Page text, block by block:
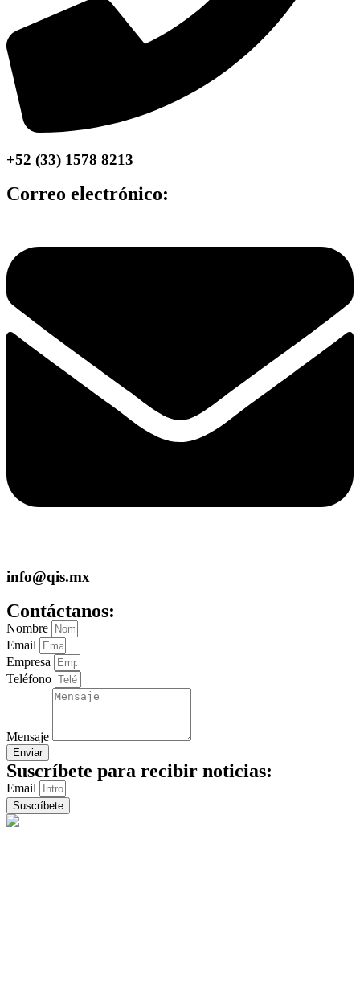
+52 (33) 1578 8213
Correo electrónico:
info@qis.mx
Contáctanos:
Nombre
Email
Empresa
Teléfono
Mensaje
Enviar
Suscríbete para recibir noticias:
Email
Suscríbete